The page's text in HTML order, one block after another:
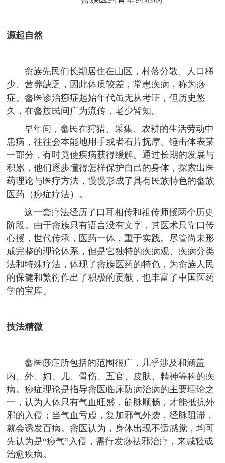
源起自然
畲族先民们长期居住在山区，村落分散、人口稀
少、营养缺乏，因此体质较差，常患疾病，称为痧
症。畲医诊治痧症起始年代虽无从考证，但历史悠
久，在畲族民间广为流传，老少皆知。
早年间，畲民在狩猎、采集、农耕的生活劳动中
患病，往往会本能地用手或者石片抚摩、锤击体表某
一部分，有时竟使疾病获得缓解。通过长期的发展与
积累，他们逐步懂得怎样保护自己的身体，探索出医
药理论与医疗方法，慢慢形成了具有民族特色的畲族
医药（痧症疗法）。
这一套疗法经历了口耳相传和祖传师授两个历史
阶段。由于畲族只有语言没有文字，其医术只靠口传
心授，世代传承，医药一体，重于实践。尽管尚未形
成完整的理论体系，但是它独特的疾病观、疾病分类
法和特殊疗法，体现了畲族医药的特色，为畲族人民
的保健和繁衍作出了积极的贡献，也丰富了中国医药
学的宝库。
技法精微
畲医痧症所包括的范围很广，几乎涉及和涵盖
内、外、妇、儿、骨伤、五官、皮肤、精神等科的疾
病。痧症理论是指导畲医临床防病治病的主要理论之
一，认为人体只有气血旺盛，筋脉顺畅，才能抵抗外
邪的入侵；当气血亏虚，复加邪气外袭，经脉阻滞，
就会诱发百病。畲医认为，身体出现不适感觉，均可
先认为是“痧气”入侵，需行发痧祛邪治疗，来减轻或
治愈疾病。